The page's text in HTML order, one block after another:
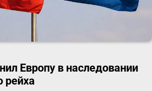
Европу в наследовании
рейха